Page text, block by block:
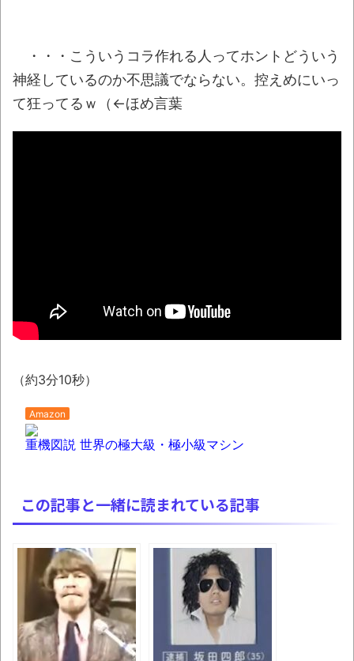
るわ」「うちも！」NEW!
【画像】福岡、こんなのが普通に走ってる
ｗｗｗｗｗｗｗｗｗｗｗｗｗｗｗｗ
「国旗損壊罪は違憲」憲法研究者199人、廃
なった
たな台風は日本に近づく可能性とか
ん、配信中に自殺かとか 元ジャンポケ・斉藤
慎二被告に懲役7年求刑とか 東野圭吾さん、
りスプレー”が詐欺丸出しだと話題にwwww
ロープと滑車と犬マスクでエクストリーム
変身。
お前らの身体の悩み教えてくれ
『FF15』が発売10周年！ノクティスフィギ
・・・こういうコラ作れる人ってホントどういう
神経しているのか不思議でならない。控えめにいっ
て狂ってるｗ（←ほめ言葉
（約3分10秒）
Amazon
重機図説 世界の極大級・極小級マシン
この記事と一緒に読まれている記事